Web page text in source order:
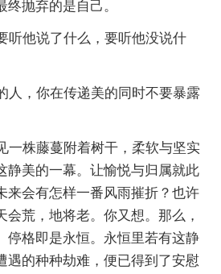
抛弃的是自己。
听他说了什么，要听他没说什
人，你在传递美的同时不要暴露
一株藤蔓附着树干，柔软与坚实
静美的一幕。让愉悦与归属就此
来会有怎样一番风雨摧折？也许
会荒，地将老。你又想。那么，
停格即是永恒。永恒里若有这静
遇的种种劫难，便已得到了安慰